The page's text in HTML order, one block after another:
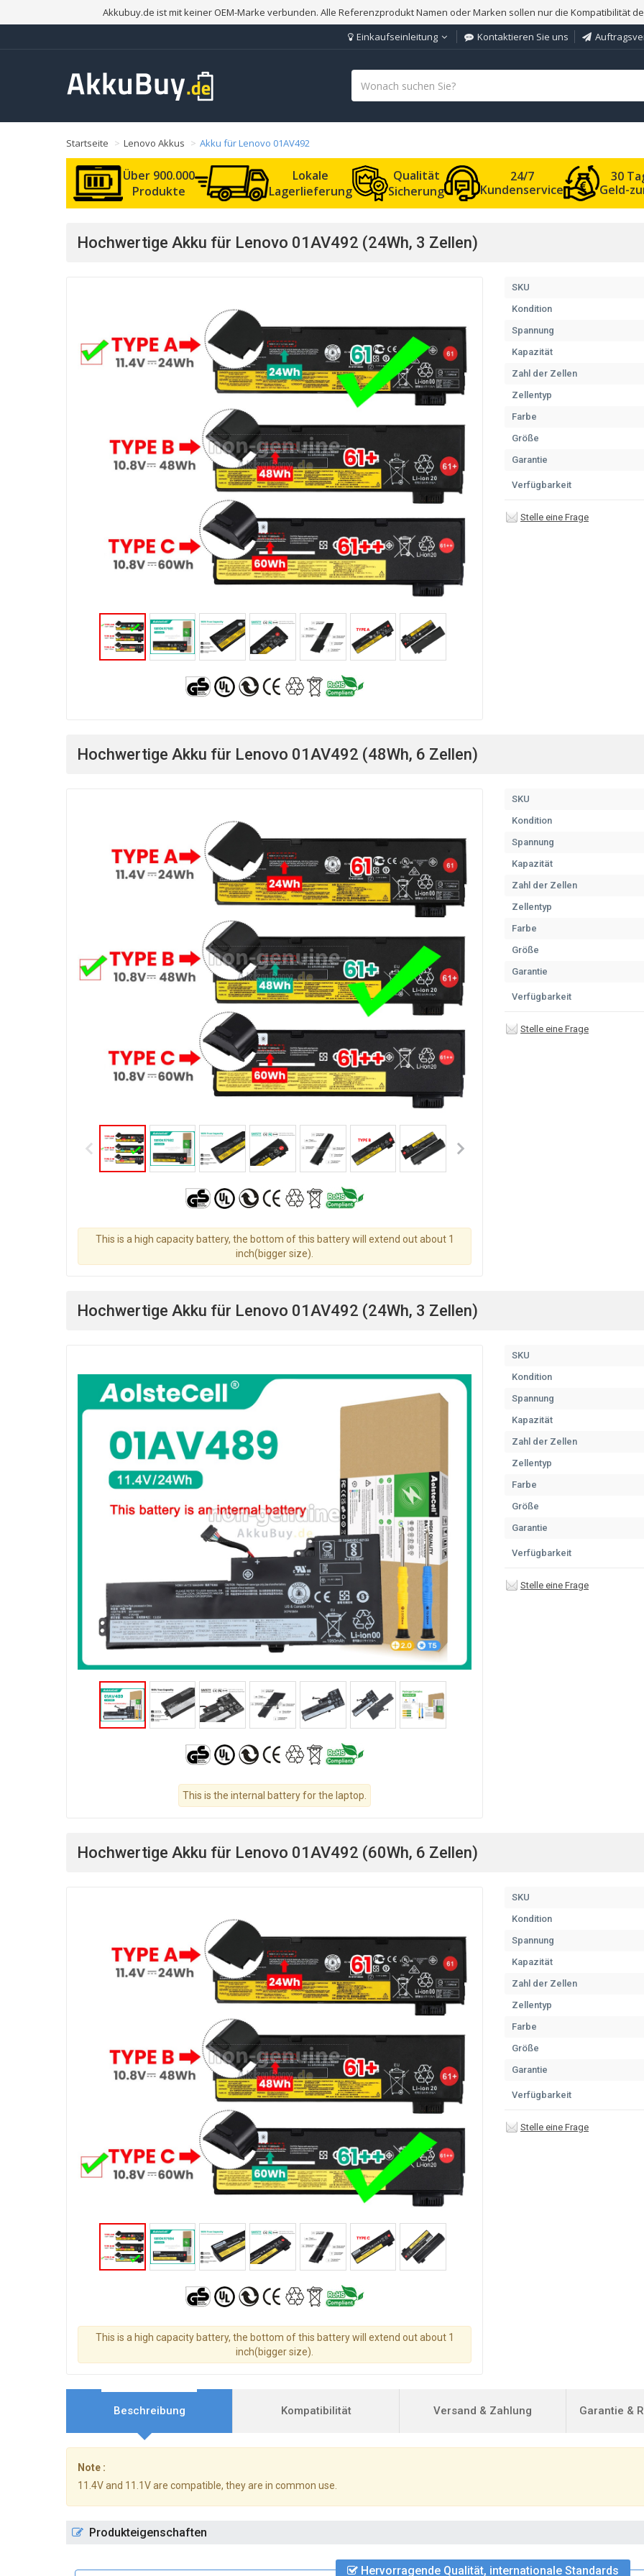
Akkubuy.de ist mit keiner OEM-Marke verbunden. Alle Referenzprodukt Namen oder Marken sollen nur die Kompatibilität
Einkaufseinleitung
Kontaktieren Sie uns
Startseite Lenovo Akkus Akku für Lenovo 01AV492
Über 900.000
Produkte
Lokale
Lagerlieferung
Qualität
Sicherung
24/7
Kundenservice
30
Geld-
Hochwertige Akku für Lenovo 01AV492 (24Wh, 3 Zellen)
SKU
Kondition
Spannung
Kapazität
Zahl der Zellen
Zellentyp
Farbe
Größe
Garantie
Verfügbarkeit
Stelle eine Frage
Hochwertige Akku für Lenovo 01AV492 (48Wh, 6 Zellen)
This is a high capacity battery, the bottom of this battery will extend out about 1
inch(bigger size).
SKU
Kondition
Spannung
Kapazität
Zahl der Zellen
Zellentyp
Farbe
Größe
Garantie
Verfügbarkeit
Stelle eine Frage
Hochwertige Akku für Lenovo 01AV492 (24Wh, 3 Zellen)
This is the internal battery for the laptop.
SKU
Kondition
Spannung
Kapazität
Zahl der Zellen
Zellentyp
Farbe
Größe
Garantie
Verfügbarkeit
Stelle eine Frage
Hochwertige Akku für Lenovo 01AV492 (60Wh, 6 Zellen)
This is a high capacity battery, the bottom of this battery will extend out about 1
inch(bigger size).
SKU
Kondition
Spannung
Kapazität
Zahl der Zellen
Zellentyp
Farbe
Größe
Garantie
Verfügbarkeit
Stelle eine Frage
Beschreibung Kompatibilität Versand & Zahlung Garantie &
Note :
11.4V and 11.1V are compatible, they are in common use.
Produkteigenschaften
Hervorragende Qualität, internationale Standards